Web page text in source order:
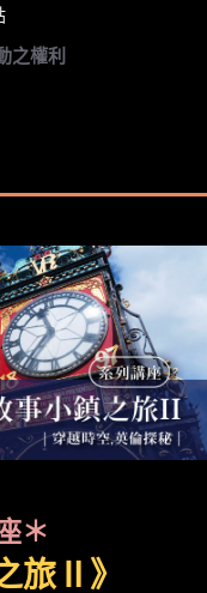
之權利
＊
旅Ⅱ》